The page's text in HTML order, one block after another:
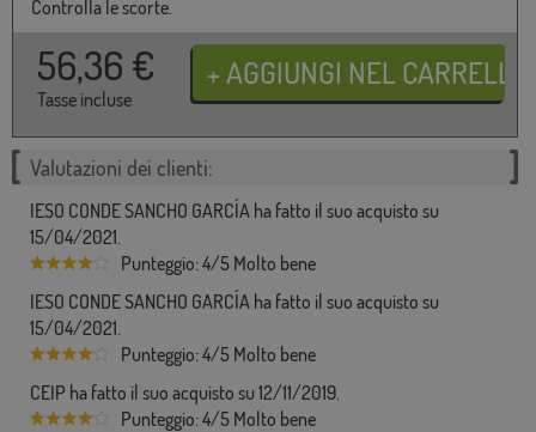
Controlla le scorte.
56,36 €
Tasse incluse
Valutazioni dei clienti:
IESO CONDE SANCHO GARCÍA ha fatto il suo acquisto su
15/04/2021.
Punteggio: 4/5 Molto bene
IESO CONDE SANCHO GARCÍA ha fatto il suo acquisto su
15/04/2021.
Punteggio: 4/5 Molto bene
CEIP ha fatto il suo acquisto su 12/11/2019.
Punteggio: 4/5 Molto bene